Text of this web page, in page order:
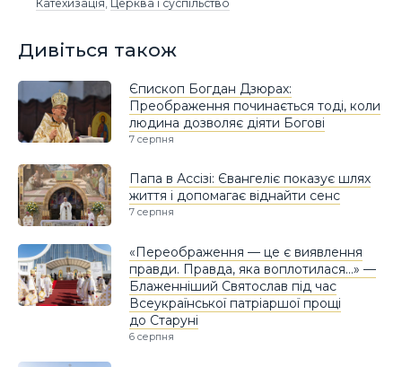
Катехизація, Церква і суспільство
Дивіться також
Єпископ Богдан Дзюрах:
Преображення починається тоді, коли
людина дозволяє діяти Богові
7 серпня
Папа в Ассізі: Євангеліє показує шлях
життя і допомагає віднайти сенс
7 серпня
«Переображення — це є виявлення
правди. Правда, яка воплотилася…» —
Блаженніший Святослав під час
Всеукраїнської патріаршої прощі
до Старуні
6 серпня